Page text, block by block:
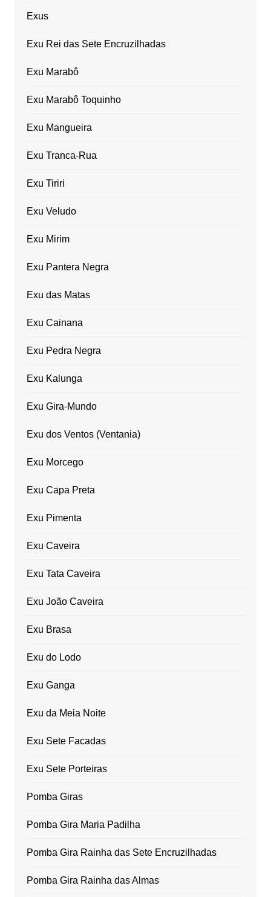
Exus
Exu Rei das Sete Encruzilhadas
Exu Marabô
Exu Marabô Toquinho
Exu Mangueira
Exu Tranca-Rua
Exu Tiriri
Exu Veludo
Exu Mirim
Exu Pantera Negra
Exu das Matas
Exu Cainana
Exu Pedra Negra
Exu Kalunga
Exu Gira-Mundo
Exu dos Ventos (Ventania)
Exu Morcego
Exu Capa Preta
Exu Pimenta
Exu Caveira
Exu Tata Caveira
Exu João Caveira
Exu Brasa
Exu do Lodo
Exu Ganga
Exu da Meia Noite
Exu Sete Facadas
Exu Sete Porteiras
Pomba Giras
Pomba Gira Maria Padilha
Pomba Gira Rainha das Sete Encruzilhadas
Pomba Gira Rainha das Almas